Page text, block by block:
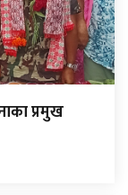
प्रमुख